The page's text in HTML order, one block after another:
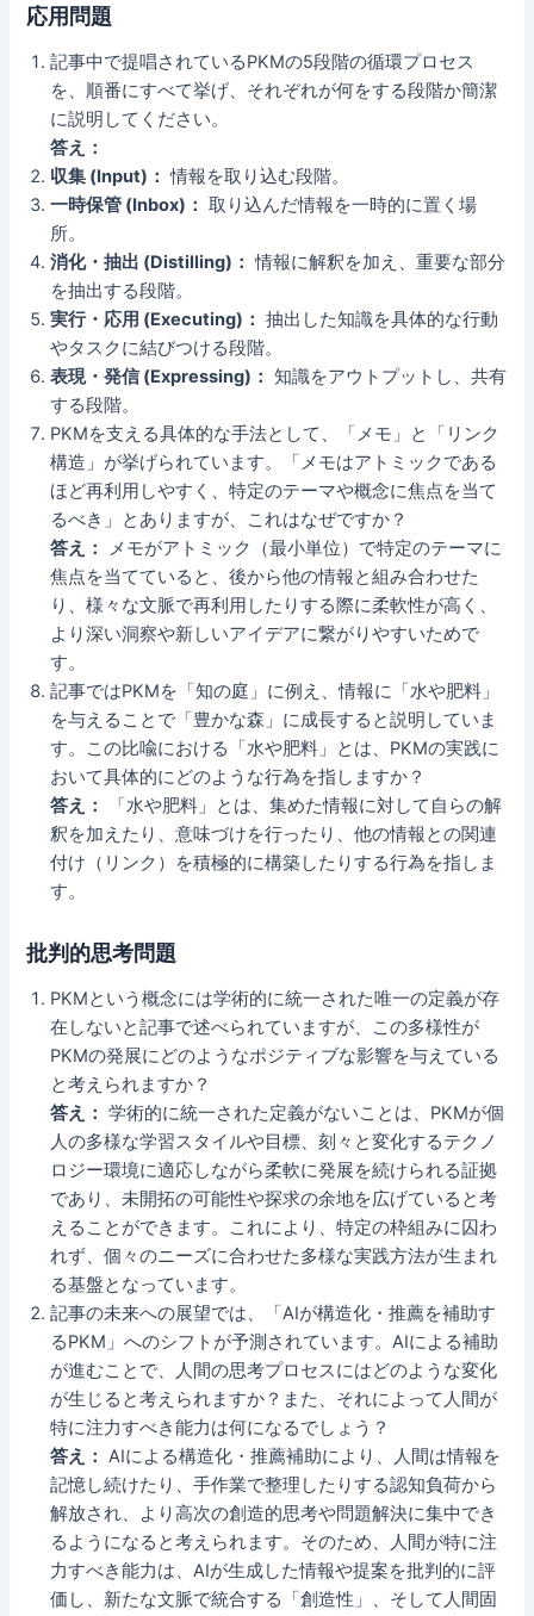
応用問題
記事中で提唱されているPKMの5段階の循環プロセス
を、順番にすべて挙げ、それぞれが何をする段階か簡潔
に説明してください。
答え：
収集 (Input)： 情報を取り込む段階。
一時保管 (Inbox)： 取り込んだ情報を一時的に置く場
所。
消化・抽出 (Distilling)： 情報に解釈を加え、重要な部分
を抽出する段階。
実行・応用 (Executing)： 抽出した知識を具体的な行動
やタスクに結びつける段階。
表現・発信 (Expressing)： 知識をアウトプットし、共有
する段階。
PKMを支える具体的な手法として、「メモ」と「リンク
構造」が挙げられています。「メモはアトミックである
ほど再利用しやすく、特定のテーマや概念に焦点を当て
るべき」とありますが、これはなぜですか？
答え：
メモがアトミック（最小単位）で特定のテーマに
焦点を当てていると、後から他の情報と組み合わせた
り、様々な文脈で再利用したりする際に柔軟性が高く、
より深い洞察や新しいアイデアに繋がりやすいためで
す。
記事ではPKMを「知の庭」に例え、情報に「水や肥料」
を与えることで「豊かな森」に成長すると説明していま
す。この比喩における「水や肥料」とは、PKMの実践に
おいて具体的にどのような行為を指しますか？
答え：
「水や肥料」とは、集めた情報に対して自らの解
釈を加えたり、意味づけを行ったり、他の情報との関連
付け（リンク）を積極的に構築したりする行為を指しま
す。
批判的思考問題
PKMという概念には学術的に統一された唯一の定義が存
在しないと記事で述べられていますが、この多様性が
PKMの発展にどのようなポジティブな影響を与えている
と考えられますか？
答え： 学術的に統一された定義がないことは、PKMが個
人の多様な学習スタイルや目標、刻々と変化するテクノ
ロジー環境に適応しながら柔軟に発展を続けられる証拠
であり、未開拓の可能性や探求の余地を広げていると考
えることができます。これにより、特定の枠組みに囚わ
れず、個々のニーズに合わせた多様な実践方法が生まれ
る基盤となっています。
記事の未来への展望では、「AIが構造化・推薦を補助す
るPKM」へのシフトが予測されています。AIによる補助
が進むことで、人間の思考プロセスにはどのような変化
が生じると考えられますか？また、それによって人間が
特に注力すべき能力は何になるでしょう？
答え： AIによる構造化・推薦補助により、人間は情報を
記憶し続けたり、手作業で整理したりする認知負荷から
解放され、より高次の創造的思考や問題解決に集中でき
るようになると考えられます。そのため、人間が特に注
力すべき能力は、AIが生成した情報や提案を批判的に評
価し、新たな文脈で統合する「創造性」、そして人間固